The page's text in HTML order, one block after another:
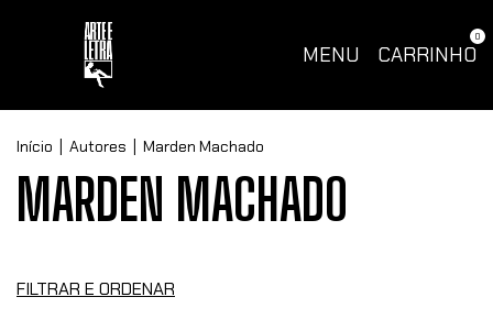
MENU CARRINHO
0
Início Autores Marden Machado
MARDEN MACHADO
FILTRAR E ORDENAR